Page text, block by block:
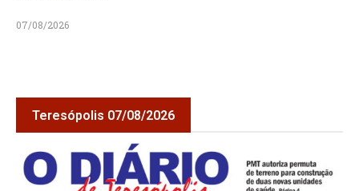
07/08/2026
Teresópolis 07/08/2026